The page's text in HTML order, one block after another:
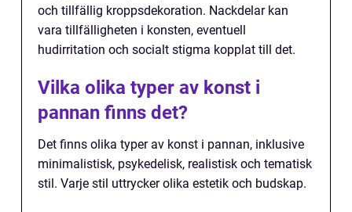
och tillfällig kroppsdekoration. Nackdelar kan
vara tillfälligheten i konsten, eventuell
hudirritation och socialt stigma kopplat till det.
Vilka olika typer av konst i
pannan finns det?
Det finns olika typer av konst i pannan, inklusive
minimalistisk, psykedelisk, realistisk och tematisk
stil. Varje stil uttrycker olika estetik och budskap.